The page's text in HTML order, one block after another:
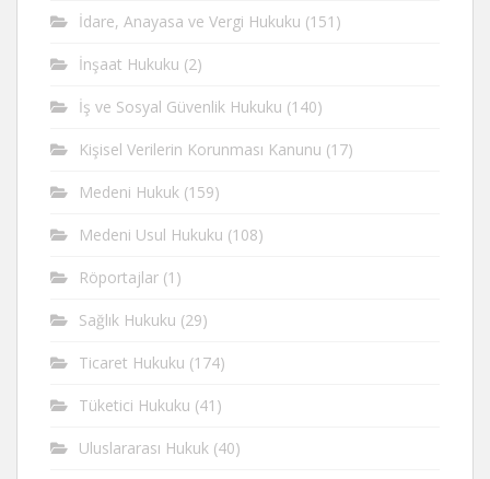
İdare, Anayasa ve Vergi Hukuku (151)
İnşaat Hukuku (2)
İş ve Sosyal Güvenlik Hukuku (140)
Kişisel Verilerin Korunması Kanunu (17)
Medeni Hukuk (159)
Medeni Usul Hukuku (108)
Röportajlar (1)
Sağlık Hukuku (29)
Ticaret Hukuku (174)
Tüketici Hukuku (41)
Uluslararası Hukuk (40)